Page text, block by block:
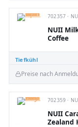
Tiefkühl
702357 ·
NUII
Coffee
Preise nach
702359 ·
NUII
Zealand